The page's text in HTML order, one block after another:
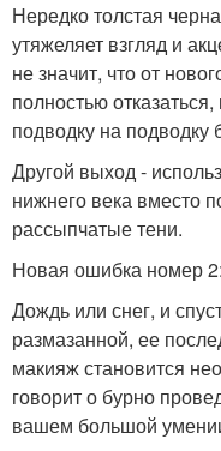
Нередко толстая
утяжеляет взгляд и
не значит, что от
полностью
подводку на подводку
Другой выход -
нижнего века вместо
рассыпчатые тени.
Новая ошибка номер
Дождь или снег, и
размазанной, ее
макияж становится
говорит о бурно
вашем большой